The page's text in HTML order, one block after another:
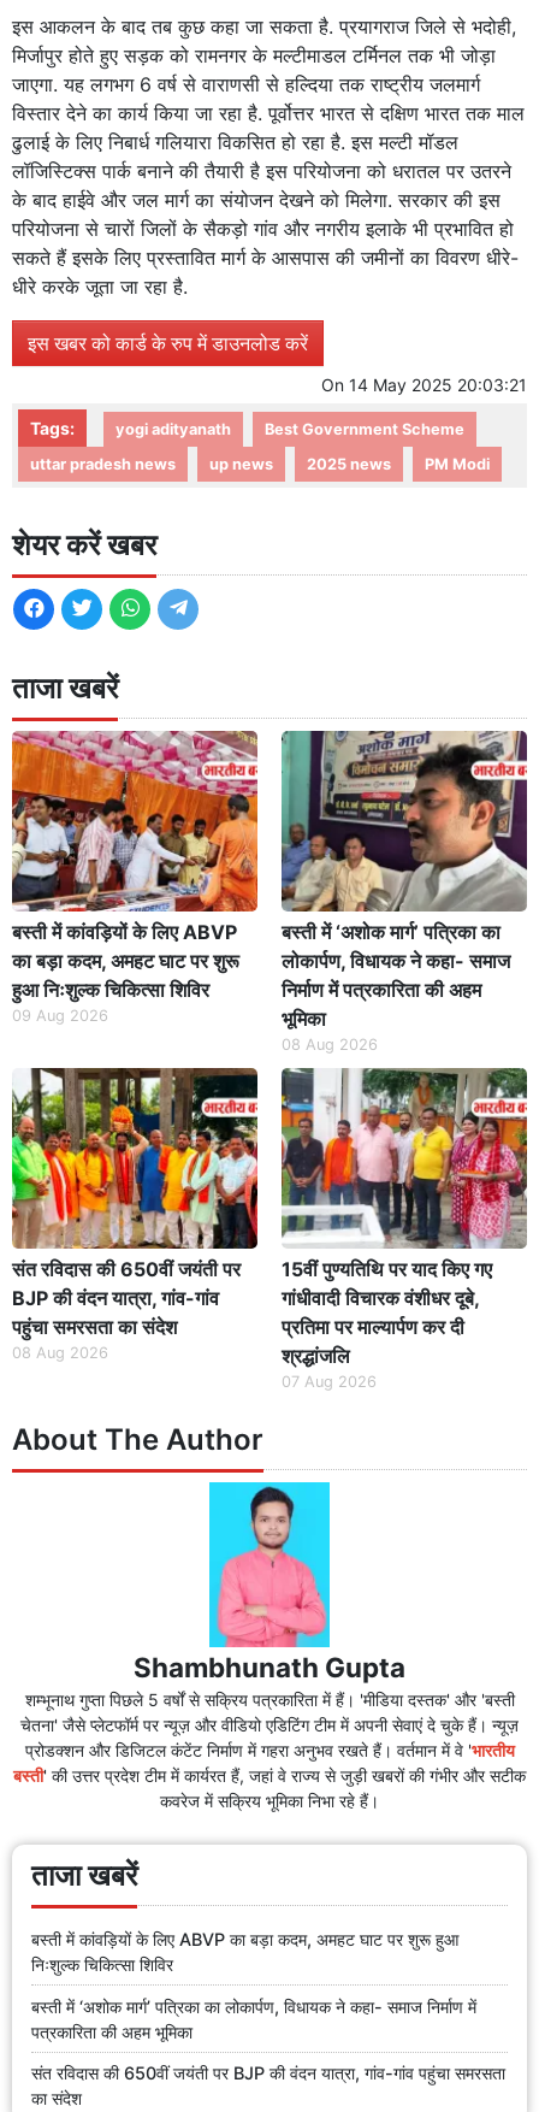
इस आकलन के बाद तब कुछ कहा जा सकता है. प्रयागराज जिले से भदोही,
मिर्जापुर होते हुए सड़क को रामनगर के मल्टीमाडल टर्मिनल तक भी जोड़ा
जाएगा. यह लगभग 6 वर्ष से वाराणसी से हल्दिया तक राष्ट्रीय जलमार्ग
विस्तार देने का कार्य किया जा रहा है. पूर्वोत्तर भारत से दक्षिण भारत तक माल
ढुलाई के लिए निबार्ध गलियारा विकसित हो रहा है. इस मल्टी मॉडल
लॉजिस्टिक्स पार्क बनाने की तैयारी है इस परियोजना को धरातल पर उतरने
के बाद हाईवे और जल मार्ग का संयोजन देखने को मिलेगा. सरकार की इस
परियोजना से चारों जिलों के सैकड़ो गांव और नगरीय इलाके भी प्रभावित हो
सकते हैं इसके लिए प्रस्तावित मार्ग के आसपास की जमीनों का विवरण धीरे-
धीरे करके जूता जा रहा है.
इस खबर को कार्ड के रुप में डाउनलोड करें
On 14 May 2025 20:03:21
Tags: yogi adityanath
Best Government Scheme
uttar pradesh news
up news 2025 news PM Modi
शेयर करें खबर
ताजा खबरें
बस्ती में कांवड़ियों के लिए ABVP
का बड़ा कदम, अमहट घाट पर शुरू
हुआ निःशुल्क चिकित्सा शिविर
09 Aug 2026
बस्ती में ‘अशोक मार्ग’ पत्रिका का
लोकार्पण, विधायक ने कहा- समाज
निर्माण में पत्रकारिता की अहम
भूमिका
08 Aug 2026
संत रविदास की 650वीं जयंती पर
BJP की वंदन यात्रा, गांव-गांव
पहुंचा समरसता का संदेश
08 Aug 2026
15वीं पुण्यतिथि पर याद किए गए
गांधीवादी विचारक वंशीधर दूबे,
प्रतिमा पर माल्यार्पण कर दी
श्रद्धांजलि
07 Aug 2026
About The Author
Shambhunath Gupta
शम्भूनाथ गुप्ता पिछले 5 वर्षों से सक्रिय पत्रकारिता में हैं। 'मीडिया दस्तक' और 'बस्ती
चेतना' जैसे प्लेटफॉर्म पर न्यूज़ और वीडियो एडिटिंग टीम में अपनी सेवाएं दे चुके हैं। न्यूज़
प्रोडक्शन और डिजिटल कंटेंट निर्माण में गहरा अनुभव रखते हैं। वर्तमान में वे 'भारतीय
बस्ती' की उत्तर प्रदेश टीम में कार्यरत हैं, जहां वे राज्य से जुड़ी खबरों की गंभीर और सटीक
कवरेज में सक्रिय भूमिका निभा रहे हैं।
ताजा खबरें
बस्ती में कांवड़ियों के लिए ABVP का बड़ा कदम, अमहट घाट पर शुरू हुआ
निःशुल्क चिकित्सा शिविर
बस्ती में ‘अशोक मार्ग’ पत्रिका का लोकार्पण, विधायक ने कहा- समाज निर्माण में
पत्रकारिता की अहम भूमिका
संत रविदास की 650वीं जयंती पर BJP की वंदन यात्रा, गांव-गांव पहुंचा समरसता
का संदेश